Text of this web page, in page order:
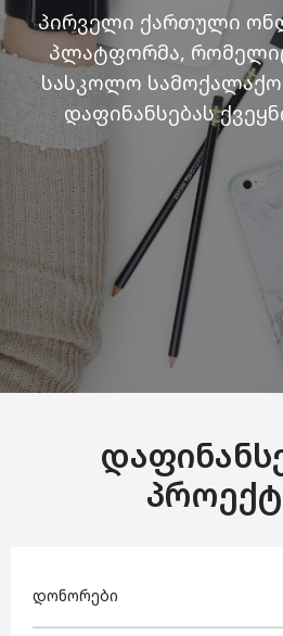
პირველი ქართული
პლატფორმა,
სასკოლო სამოქალაქო
დაფინანსებას
დონორები